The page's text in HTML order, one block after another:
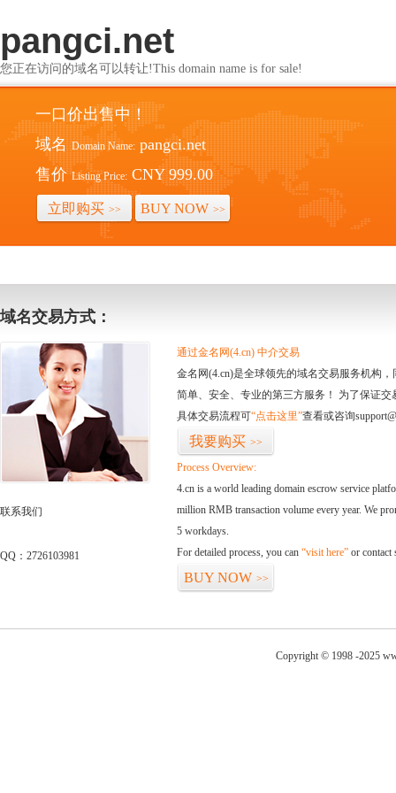
pangci.net
您正在访问的域名可以转让!This domain name is for sale!
一口价出售中！
域名 Domain Name: pangci.net
售价 Listing Price: CNY 999.00
立即购买 >> BUY NOW >>
域名交易方式：
联系我们
QQ：2726103981
通过金名网(4.cn) 中介交易
金名网(4.cn)是全球领先的域名交易服务机构
简单、安全、专业的第三方服务！ 为了保证
具体交易流程可“点击这里”查看或咨询
我要购买 >>
Process Overview:
4.cn is a world leading domain escrow service
million RMB transaction volume every year. We
5 workdays.
For detailed process, you can “visit here” or contact
BUY NOW >>
Copyright © 1998 -2025